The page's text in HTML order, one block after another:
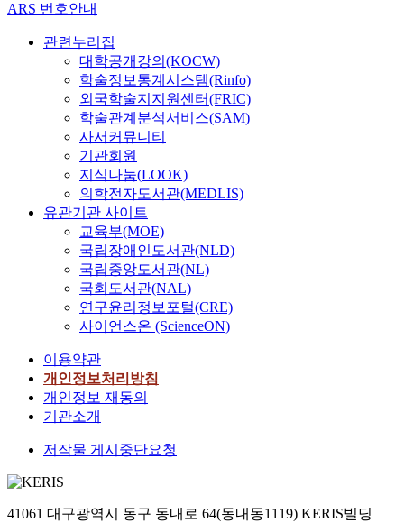
ARS 번호안내
관련누리집
대학공개강의(KOCW)
학술정보통계시스템(Rinfo)
외국학술지지원센터(FRIC)
학술관계분석서비스(SAM)
사서커뮤니티
기관회원
지식나눔(LOOK)
의학전자도서관(MEDLIS)
유관기관 사이트
교육부(MOE)
국립장애인도서관(NLD)
국립중앙도서관(NL)
국회도서관(NAL)
연구윤리정보포털(CRE)
사이언스온 (ScienceON)
이용약관
개인정보처리방침
개인정보 재동의
기관소개
저작물 게시중단요청
41061 대구광역시 동구 동내로 64(동내동1119) KERIS빌딩